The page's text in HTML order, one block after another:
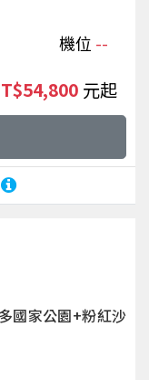
機位 --
起
國家公園+粉紅沙